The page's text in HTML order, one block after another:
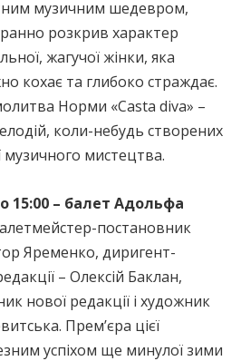
музичним шедевром,
розкрив характер
жагучої жінки, яка
кохає та глибоко страждає.
Норми «Casta diva» –
коли-небудь створених
музичного мистецтва.
15:00 – балет Адольфа
постановник
Яременко, диригент-
– Олексій Баклан,
нової редакції і художник
Прем’єра цієї
успіхом ще минулої зими